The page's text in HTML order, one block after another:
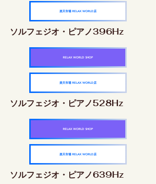
楽天市場 RELAX WORLD店
ソルフェジオ・ピアノ396Hz
RELAX WORLD SHOP
楽天市場 RELAX WORLD店
ソルフェジオ・ピアノ528Hz
RELAX WORLD SHOP
楽天市場 RELAX WORLD店
ソルフェジオ・ピアノ639Hz